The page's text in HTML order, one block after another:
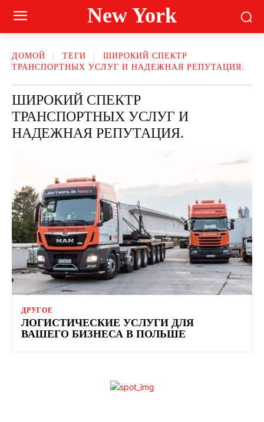
New York
ДОМОЙ ТЕГИ
ШИРОКИЙ СПЕКТР
ТРАНСПОРТНЫХ УСЛУГ И НАДЕЖНАЯ РЕПУТАЦИЯ.
ШИРОКИЙ СПЕКТР
ТРАНСПОРТНЫХ УСЛУГ И
НАДЕЖНАЯ РЕПУТАЦИЯ.
ДРУГОЕ
ЛОГИСТИЧЕСКИЕ УСЛУГИ ДЛЯ
ВАШЕГО БИЗНЕСА В ПОЛЬШЕ